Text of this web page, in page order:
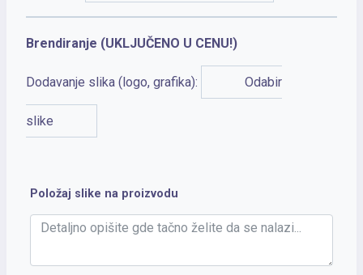
Brendiranje (UKLJUČENO U CENU!)
Dodavanje slika (logo, grafika): Odabir
slike
Položaj slike na proizvodu